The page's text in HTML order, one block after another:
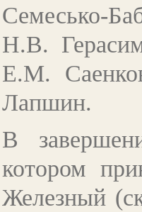
Семесько-
Н.В.
Е.М.
Лапшин.
В
котором
Железный